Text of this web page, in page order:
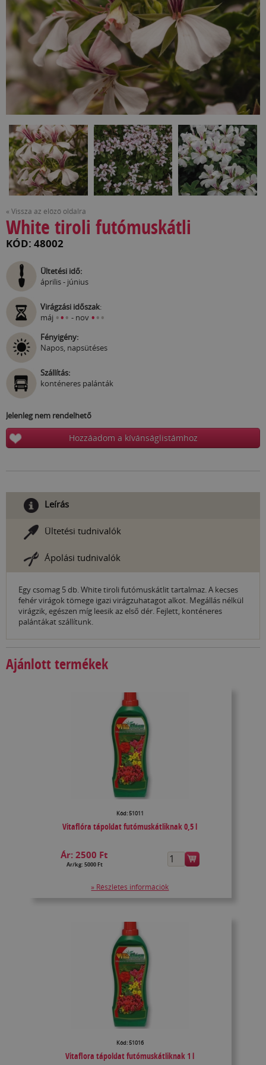
« Vissza az előző oldalra
White tiroli futómuskátli
KÓD: 48002
Ültetési idő:
április - június
Virágzási időszak:
máj ••• - nov •••
Fényigény:
Napos, napsütéses
Szállítás:
konténeres palánták
Jelenleg nem rendelhető
Hozzáadom a kívánságlistámhoz
Leírás
Ültetési tudnivalók
Ápolási tudnivalók
Egy csomag 5 db. White tiroli futómuskátlit tartalmaz. A kecses
fehér virágok tömege igazi virágzuhatagot alkot. Megállás nélkül
virágzik, egészen míg leesik az első dér. Fejlett, konténeres
palántákat szállítunk.
Ajánlott termékek
Kód: 51011
Vitaflóra tápoldat futómuskátliknak 0,5 l
Ár:2500 Ft
Ár/kg: 5000 Ft
» Részletes információk
Kód: 51016
Vitaflora tápoldat futómuskátliknak 1 l